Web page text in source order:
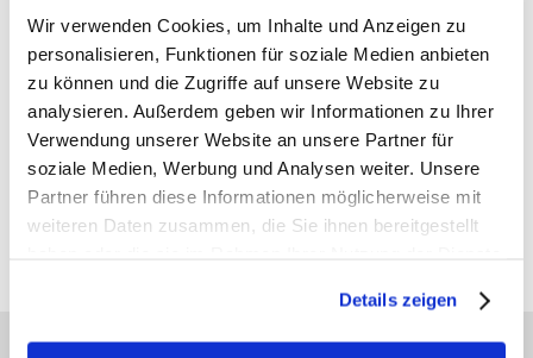
Wir verwenden Cookies, um Inhalte und Anzeigen zu
personalisieren, Funktionen für soziale Medien anbieten
zu können und die Zugriffe auf unsere Website zu
analysieren. Außerdem geben wir Informationen zu Ihrer
Verwendung unserer Website an unsere Partner für
soziale Medien, Werbung und Analysen weiter. Unsere
Partner führen diese Informationen möglicherweise mit
weiteren Daten zusammen, die Sie ihnen bereitgestellt
Details zeigen
¹MVZ Augen-Heilkunde-Nord GmbH · Nebenbetriebsstätte Quickborn
Gesellschafter der AOB GbR · Ballindamm 37 · 20095 Hamburg
Geschäftsführer der GmbH: Dr. J. Magner · Dr. S.-H. Yun · L. Melville · Dr. C. Mahnke